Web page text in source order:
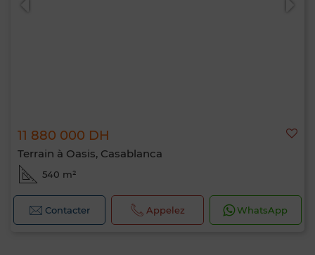
11 880 000 DH
Terrain à Oasis, Casablanca
540 m²
Contacter Appelez WhatsApp